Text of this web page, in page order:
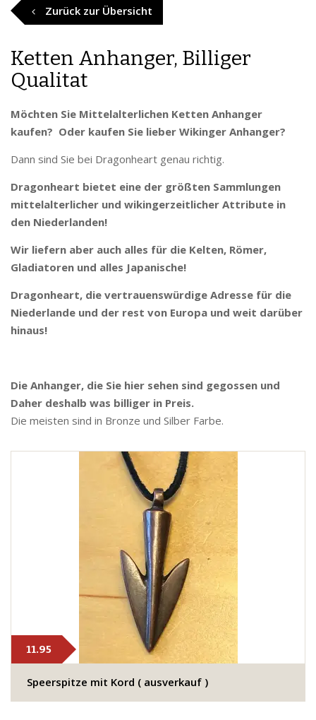
Zurück zur Übersicht
Ketten Anhanger, Billiger
Qualitat
Möchten Sie Mittelalterlichen Ketten Anhanger
kaufen? Oder kaufen Sie lieber Wikinger Anhanger?
Dann sind Sie bei Dragonheart genau richtig.
Dragonheart bietet eine der größten Sammlungen
mittelalterlicher und wikingerzeitlicher Attribute in
den Niederlanden!
Wir liefern aber auch alles für die Kelten, Römer,
Gladiatoren und alles Japanische!
Dragonheart, die vertrauenswürdige Adresse für die
Niederlande und der rest von Europa und weit darüber
hinaus!
Die Anhanger, die Sie hier sehen sind gegossen und
Daher deshalb was billiger in Preis.
Die meisten sind in Bronze und Silber Farbe.
11.95
Speerspitze mit Kord ( ausverkauf )